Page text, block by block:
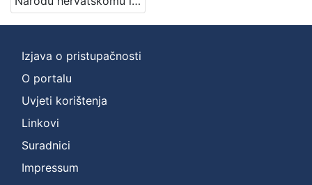
Izjava o pristupačnosti
O portalu
Uvjeti korištenja
Linkovi
Suradnici
Impressum